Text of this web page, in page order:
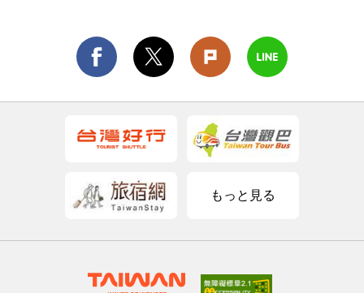
もっと見る